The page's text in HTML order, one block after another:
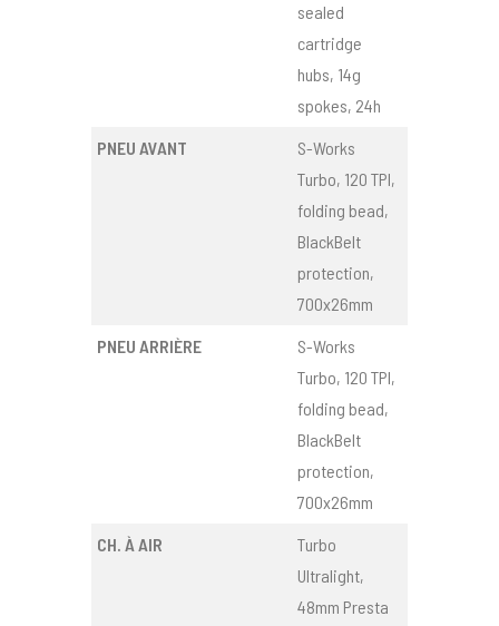
sealed
cartridge
hubs, 14g
spokes, 24h
PNEU AVANT
S-Works
Turbo, 120 TPI,
folding bead,
BlackBelt
protection,
700x26mm
PNEU ARRIÈRE
S-Works
Turbo, 120 TPI,
folding bead,
BlackBelt
protection,
700x26mm
CH. À AIR
Turbo
Ultralight,
48mm Presta